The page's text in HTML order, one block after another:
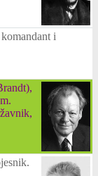
i